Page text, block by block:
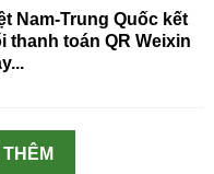
Nam-Trung Quốc kết
thanh toán QR Weixin